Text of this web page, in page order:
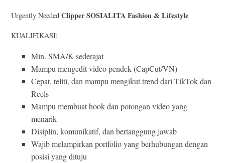
Urgently NeededClipper SOSIALITA Fashion & Lifestyle
KUALIFIKASI:
Min. SMA/K sederajat
Mampu mengedit video pendek (CapCut/VN)
Cepat, teliti, dan mampu mengikut trend dari TikTok dan
Reels
Mampu membuat hook dan potongan video yang
menarik
Disiplin, komunikatif, dan bertanggung jawab
Wajib melampirkan portfolio yang berhubungan dengan
posisi yang dituju